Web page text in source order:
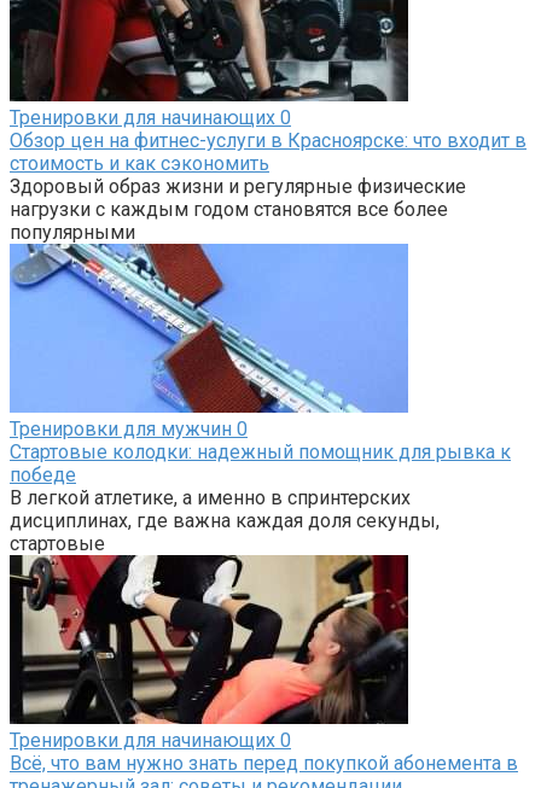
Тренировки для начинающих 0
Обзор цен на фитнес-услуги в Красноярске: что входит в
стоимость и как сэкономить
Здоровый образ жизни и регулярные физические
нагрузки с каждым годом становятся все более
популярными
Тренировки для мужчин 0
Стартовые колодки: надежный помощник для рывка к
победе
В легкой атлетике, а именно в спринтерских
дисциплинах, где важна каждая доля секунды,
стартовые
Тренировки для начинающих 0
Всё, что вам нужно знать перед покупкой абонемента в